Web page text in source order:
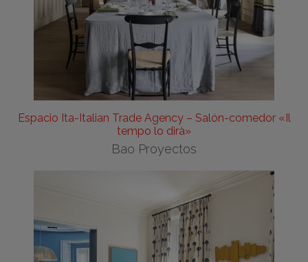
Espacio Ita-Italian Trade Agency – Salón-comedor «Il
tempo lo dirà»
Bao Proyectos